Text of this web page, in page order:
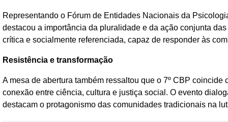
Representando o Fórum de Entidades Nacionais da
destacou a importância da pluralidade e da ação conjunta
crítica e socialmente referenciada, capaz de responder às
Resistência e transformação
A mesa de abertura também ressaltou que o 7º CBP
conexão entre ciência, cultura e justiça social. O evento
destacam o protagonismo das comunidades tradicionais na